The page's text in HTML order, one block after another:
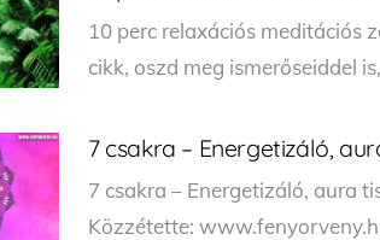
10 perc relaxációs
cikk, oszd meg ismerőseiddel
7 csakra – Energetizáló,
7 csakra – Energetizáló, aura
Közzétette: